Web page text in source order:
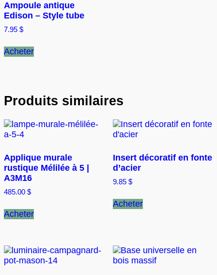
Ampoule antique
Edison – Style tube
7.95 $
Acheter
Produits similaires
Applique murale
rustique Mélilée à 5 |
A3M16
485.00 $
Acheter
Insert décoratif en fonte
d’acier
9.85 $
Acheter